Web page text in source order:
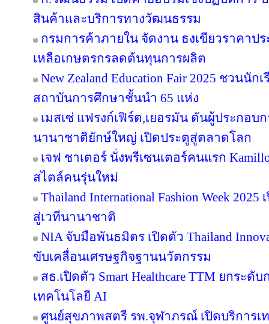
สินค้าและบริการทางวัฒนธรรม
กรมการค้าภายใน จัดงาน ธงเขียวราคาป
เหลือเกษตรกรลดต้นทุนการผลิต
New Zealand Education Fair 2025 ชวนนั
สถาบันการศึกษาชั้นนำ 65 แห่ง
เมสเซ่ แฟรงก์เฟิร์ต,เยอรมัน ดันผู้ประกอบ
นานาชาติยักษ์ใหญ่ เปิดประตูสู่ตลาดโลก
เจฟ ชาเตอร์ นั่งพรีเซนเตอร์คนแรก
สไตล์คนรุ่นใหม่
Thailand International Fashion Week
สู่เวทีนานาชาติ
NIA จับมือพันธมิตร เปิดตัว Thailand
ขับเคลื่อนเศรษฐกิจฐานนวัตกรรม
สธ.เปิดตัว Smart Healthcare TTM ยกระ
เทคโนโลยี AI
ศูนย์สุขภาพสตรี รพ.จุฬาภรณ์ เปิดบริการเ